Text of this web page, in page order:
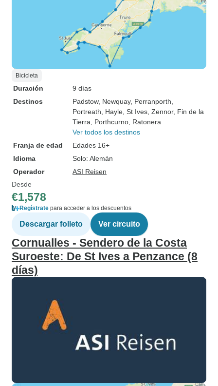
Bicicleta
Duración
9 días
Destinos
Padstow, Newquay, Perranporth
Portreath , Hayle , St Ives , Zennor, Fin de la
Tierra , Porthcurno , Ratonera
Ver todos los destinos
Franja de edad
Edades 16+
Idioma
Solo: Alemán
Operador
ASI Reisen
Desde
€1,578
Regístrate para acceder a los descuentos
Descargar folleto Ver circuito
Cornualles - Sendero de la Costa
Suroeste: De St Ives a Penzance (8
días)